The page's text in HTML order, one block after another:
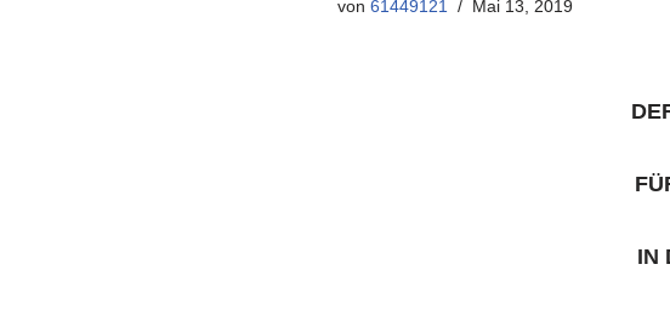
von 61449121 Mai 13, 2019
IN